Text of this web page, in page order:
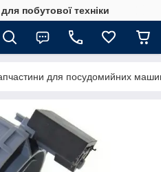
побутової техніки
для посудомийних